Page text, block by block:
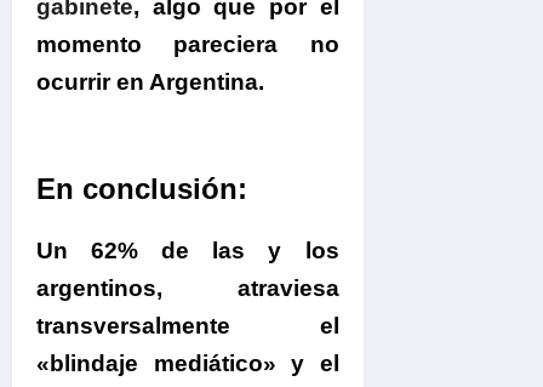
gabinete, algo que por el
momento pareciera no
ocurrir en Argentina.
En conclusión:
Un 62% de las y los
argentinos, atraviesa
transversalmente el
«blindaje mediático» y el